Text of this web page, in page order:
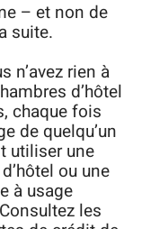
– et non de
suite.
n’avez rien à
d’hôtel
chaque fois
de quelqu’un
utiliser une
ou une
à usage
les